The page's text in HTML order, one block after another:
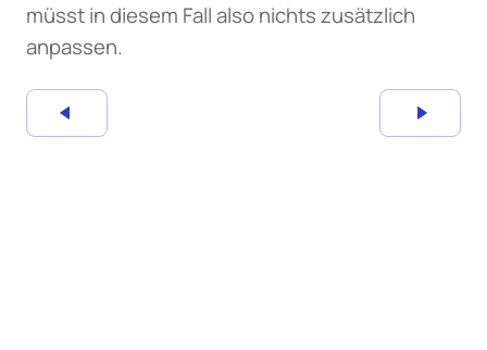
müsst in diesem Fall also nichts zusätzlich
anpassen.